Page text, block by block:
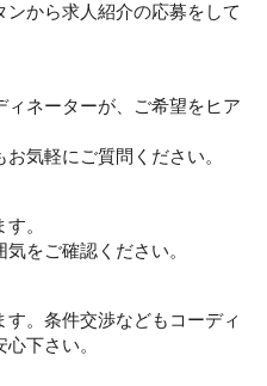
ンから求人紹介の応募をして
ネーターが、ご希望をヒア
気軽にご質問ください。
。
をご確認ください。
。条件交渉などもコーディ
下さい。